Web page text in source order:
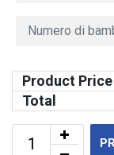
Product Price
Total